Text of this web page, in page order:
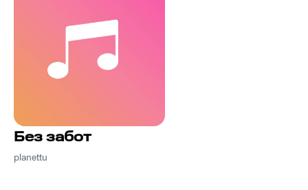
Без забот
planettu